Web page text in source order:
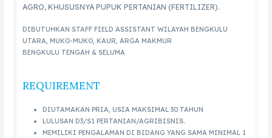
AGRO, KHUSUSNYA PUPUK PERTANIAN (FERTILIZER).
DIBUTUHKAN STAFF FIELD ASSISTANT WILAYAH BENGKULU
UTARA, MUKO-MUKO, KAUR, ARGA MAKMUR
BENGKULU TENGAH & SELUMA
REQUIREMENT
DIUTAMAKAN PRIA, USIA MAKSIMAL 30 TAHUN
LULUSAN D3/S1 PERTANIAN/AGRIBISNIS.
MEMILIKI PENGALAMAN DI BIDANG YANG SAMA MINIMAL 1